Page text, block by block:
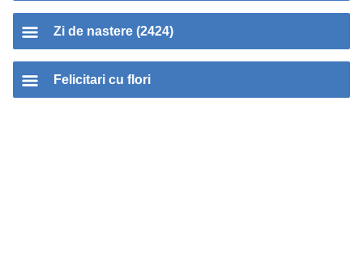
Zi de nastere (2424)
Felicitari cu flori